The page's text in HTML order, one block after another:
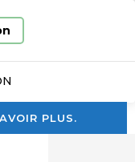
PLUS.